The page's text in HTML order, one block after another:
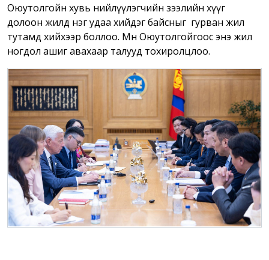
Оюутолгойн хувь нийлүүлэгчийн зээлийн хүүг
долоон жилд нэг удаа хийдэг байсныг гурван жил
тутамд хийхээр боллоо. Мөн Оюутолгойгоос энэ жил
ногдол ашиг авахаар талууд тохиролцлоо.